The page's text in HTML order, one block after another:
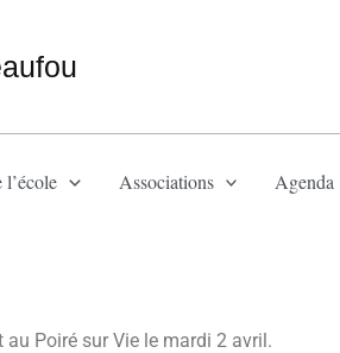
Associations Agenda
Poiré sur Vie le mardi 2 avril.